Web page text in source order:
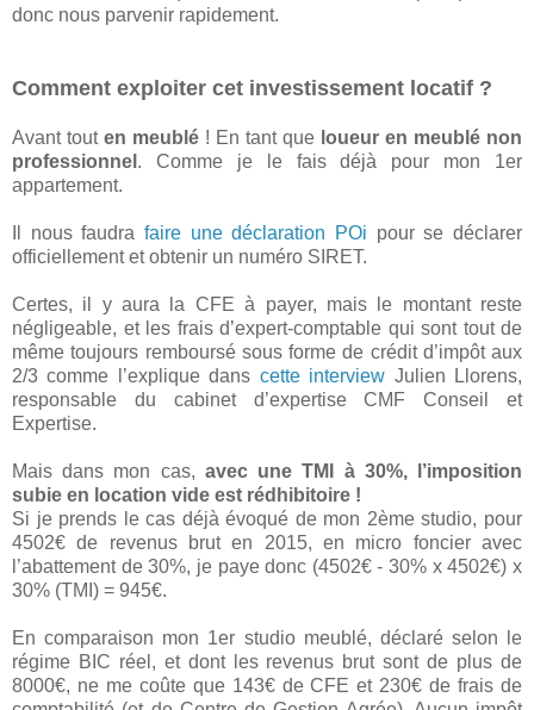
donc nous parvenir rapidement.
Comment exploiter cet investissement locatif ?
Avant tout en meublé ! En tant que loueur en meublé non
professionnel . Comme je le fais déjà pour mon 1er
appartement.
Il nous faudra faire une déclaration POi pour se déclarer
officiellement et obtenir un numéro SIRET.
Certes, il y aura la CFE à payer, mais le montant reste
négligeable, et les frais d’expert-comptable qui sont tout de
même toujours remboursé sous forme de crédit d’impôt aux
2/3 comme l’explique dans cette interview Julien Llorens,
responsable du cabinet d’expertise CMF Conseil et
Expertise.
Mais dans mon cas, avec une TMI à 30%, l’imposition
subie en location vide est rédhibitoire !
Si je prends le cas déjà évoqué de mon 2ème studio, pour
4502€ de revenus brut en 2015, en micro foncier avec
l’abattement de 30%, je paye donc (4502€ - 30% x 4502€) x
30% (TMI) = 945€.
En comparaison mon 1er studio meublé, déclaré selon le
régime BIC réel, et dont les revenus brut sont de plus de
8000€, ne me coûte que 143€ de CFE et 230€ de frais de